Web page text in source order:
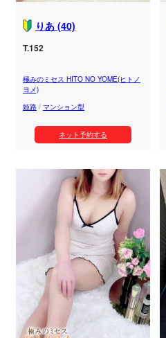
りあ (40)
T.152
極みのミセス HITO NO YOME(ヒトノ
ヨメ)
姫路 / マンション型
ネット予約する